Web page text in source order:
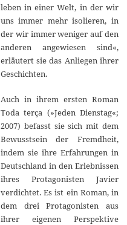
leben in einer Welt, in der wir
uns immer mehr isolieren, in
der wir immer weniger auf den
anderen angewiesen sind«,
erläutert sie das Anliegen ihrer
Geschichten.
Auch in ihrem ersten Roman
Toda terça (»Jeden Dienstag«;
2007) befasst sie sich mit dem
Bewusstsein der Fremdheit,
indem sie ihre Erfahrungen in
Deutschland in den Erlebnissen
ihres Protagonisten Javier
verdichtet. Es ist ein Roman, in
dem drei Protagonisten aus
ihrer eigenen Perspektive